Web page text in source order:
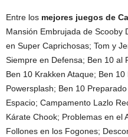
Entre los mejores juegos de
Mansión Embrujada de Scooby
en Super Caprichosas; Tom y
Siempre en Defensa; Ben 10 al
Ben 10 Krakken Ataque; Ben
Powersplash; Ben 10
Espacio; Campamento Lazlo
Kárate Chook; Problemas en el
Follones en los Fogones;